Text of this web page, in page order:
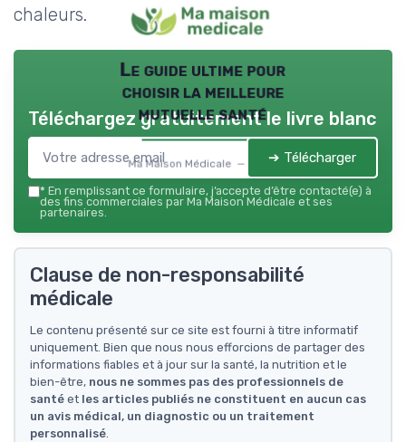
chaleurs.
Le guide ultime pour
choisir la meilleure
mutuelle santé
Ma Maison Médicale — 2026
Téléchargez gratuitement le livre blanc
➔ Télécharger
* En remplissant ce formulaire, j’accepte d’être contacté(e) à
des fins commerciales par Ma Maison Médicale et ses
partenaires.
Clause de non-responsabilité
médicale
Le contenu présenté sur ce site est fourni à titre informatif
uniquement. Bien que nous nous efforcions de partager des
informations fiables et à jour sur la santé, la nutrition et le
bien-être, nous ne sommes pas des professionnels de
santé et les articles publiés ne constituent en aucun cas
un avis médical, un diagnostic ou un traitement
personnalisé.